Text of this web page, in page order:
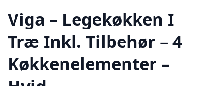
Viga – Legekøkken I
Træ Inkl. Tilbehør – 4
Køkkenelementer –